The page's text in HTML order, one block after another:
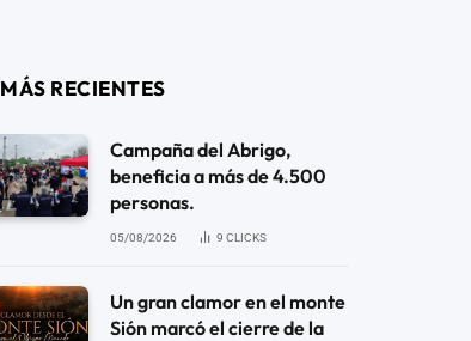
MÁS RECIENTES
Campaña del Abrigo,
beneficia a más de 4.500
personas.
05/08/2026 9 CLICKS
Un gran clamor en el monte
Sión marcó el cierre de la